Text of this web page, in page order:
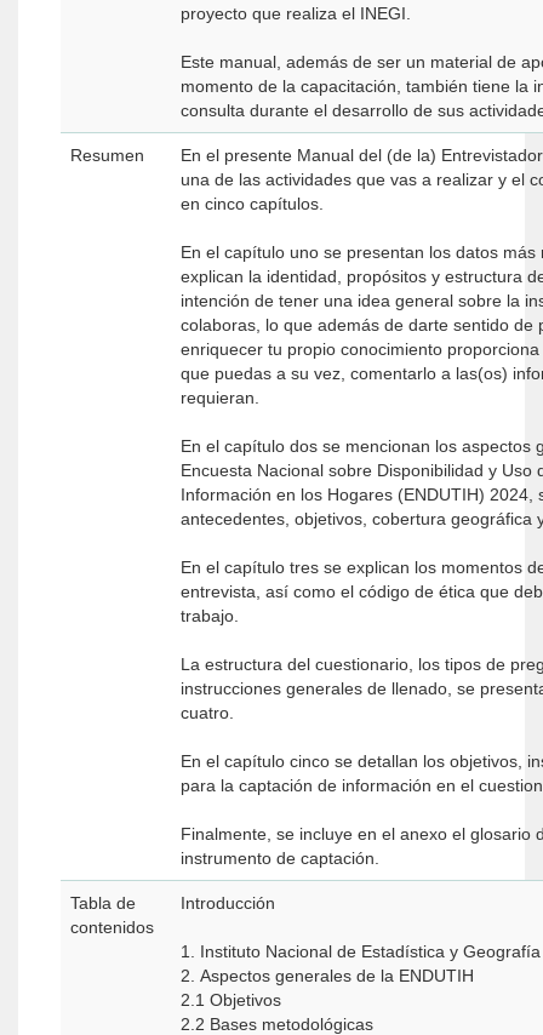
proyecto que realiza el INEGI.
Este manual, además de ser un material de
momento de la capacitación, también tiene la
consulta durante el desarrollo de sus
Resumen
En el presente Manual del (de la)
una de las actividades que vas a realizar y el
en cinco capítulos.
En el capítulo uno se presentan los datos más
explican la identidad, propósitos y estructura
intención de tener una idea general sobre la
colaboras, lo que además de darte sentido de
enriquecer tu propio conocimiento
que puedas a su vez, comentarlo a las(os)
requieran.
En el capítulo dos se mencionan los aspectos
Encuesta Nacional sobre Disponibilidad y Uso
Información en los Hogares (ENDUTIH) 2024,
antecedentes, objetivos, cobertura geográfica
En el capítulo tres se explican los momentos
entrevista, así como el código de ética que
trabajo.
La estructura del cuestionario, los tipos de
instrucciones generales de llenado, se
cuatro.
En el capítulo cinco se detallan los objetivos,
para la captación de información en el
Finalmente, se incluye en el anexo el glosario
instrumento de captación.
Tabla de
contenidos
Introducción
1. Instituto Nacional de Estadística y
2. Aspectos generales de la ENDUTIH
2.1 Objetivos
2.2 Bases metodológicas